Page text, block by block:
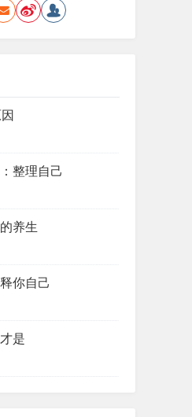
整理自己
养生
你自己
是